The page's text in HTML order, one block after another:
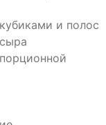
и полос